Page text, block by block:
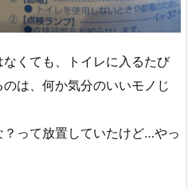
くても、トイレに入るたび
は、何か気分のいいモノじ
って放置していたけど…やっ